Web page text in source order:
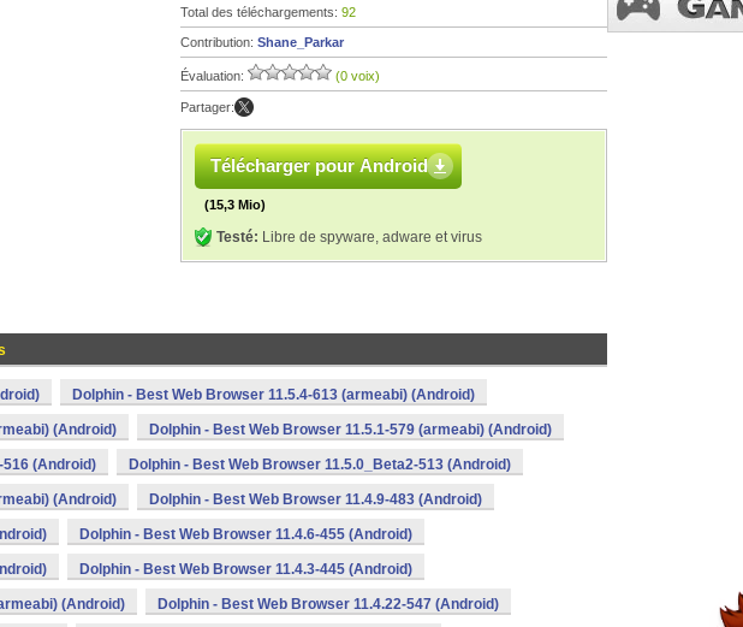
Total des téléchargements: 92
Contribution: Shane_Parkar
Évaluation: (0 voix)
Partager:
Télécharger pour Android
(15,3 Mio)
Testé: Libre de spyware, adware et virus
Dolphin - Best Web Browser 11.5.4-613 (armeabi) (Android)
(Android) Dolphin - Best Web Browser 11.5.1-579 (armeabi) (Android)
516 (Android) Dolphin - Best Web Browser 11.5.0_Beta2-513 (Android)
(Android) Dolphin - Best Web Browser 11.4.9-483 (Android)
Dolphin - Best Web Browser 11.4.6-455 (Android)
Dolphin - Best Web Browser 11.4.3-445 (Android)
(Android) Dolphin - Best Web Browser 11.4.22-547 (Android)